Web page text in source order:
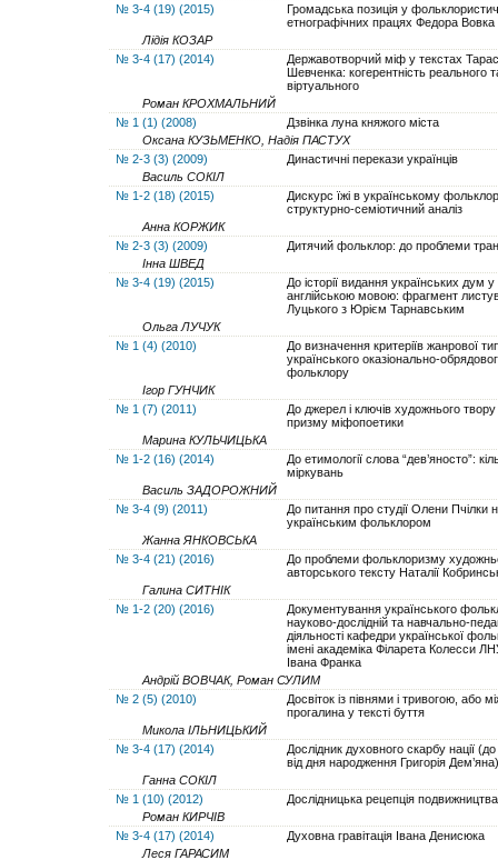
№ 3-4 (19) (2015)
Громадська позиція у
етнографічних працях Федора Вовка
Лідія КОЗАР
№ 3-4 (17) (2014)
Державотворчий міф у текстах
Шевченка: когерентність реального
віртуального
Роман КРОХМАЛЬНИЙ
№ 1 (1) (2008)
Дзвінка луна княжого міста
Оксана КУЗЬМЕНКО, Надія ПАСТУХ
№ 2-3 (3) (2009)
Династичні перекази українців
Василь СОКІЛ
№ 1-2 (18) (2015)
Дискурс їжі в українському
структурно-семіотичний аналіз
Анна КОРЖИК
№ 2-3 (3) (2009)
Дитячий фольклор: до проблеми
Інна ШВЕД
№ 3-4 (19) (2015)
До історії видання українських дум у
англійською мовою: фрагмент
Луцького з Юрієм Тарнавським
Ольга ЛУЧУК
№ 1 (4) (2010)
До визначення критeріїв жанрової
українського оказіонально-
фольклору
Ігор ГУНЧИК
№ 1 (7) (2011)
До джерел і ключів художнього твору
призму міфопоетики
Марина КУЛЬЧИЦЬКА
№ 1-2 (16) (2014)
До етимології слова “дев’яносто”:
міркувань
Василь ЗАДОРОЖНИЙ
№ 3-4 (9) (2011)
До питання про студії Олени Пчілки
українським фольклором
Жанна ЯНКОВСЬКА
№ 3-4 (21) (2016)
До проблеми фольклоризму
авторського тексту Наталії
Галина СИТНІК
№ 1-2 (20) (2016)
Документування українського
науково-дослідній та навчально-
діяльності кафедри української
імені академіка Філарета Колесси
Івана Франка
Андрій ВОВЧАК, Роман СУЛИМ
№ 2 (5) (2010)
Досвіток із півнями і тривогою, або
прогалина у тексті буття
Микола ІЛЬНИЦЬКИЙ
№ 3-4 (17) (2014)
Дослідник духовного скарбу нації
від дня народження Григорія Дем’яна)
Ганна СОКІЛ
№ 1 (10) (2012)
Дослідницька рецепція
Роман КИРЧІВ
№ 3-4 (17) (2014)
Духовна гравітація Івана Денисюка
Леся ГАРАСИМ